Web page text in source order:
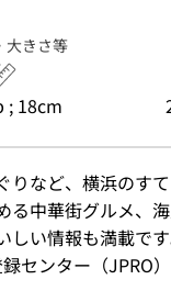
大きさ等
; 18cm
りなど、横浜のす
る中華街グルメ、
い情報も満載です
センター（JPRO）